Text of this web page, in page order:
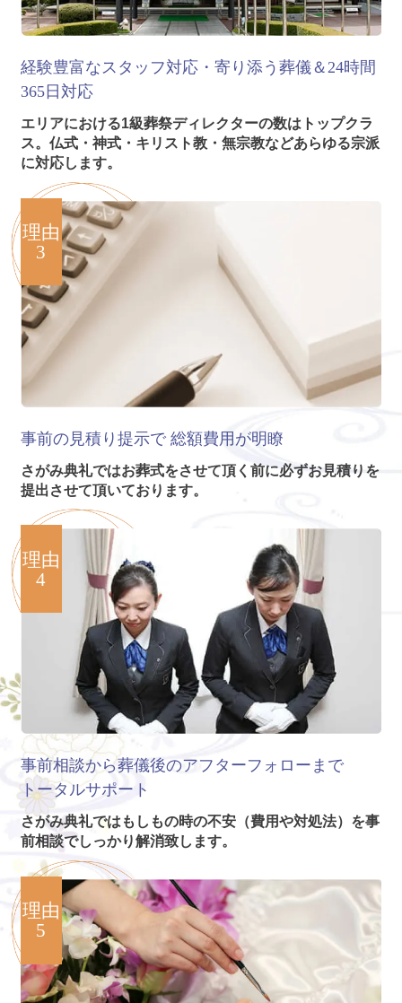
経験豊富なスタッフ対応・寄り添う葬儀＆24時間
365日対応
エリアにおける1級葬祭ディレクターの数はトップクラ
ス。仏式・神式・キリスト教・無宗教などあらゆる宗派
に対応します。
理由
3
事前の見積り提示で 総額費用が明瞭
さがみ典礼ではお葬式をさせて頂く前に必ずお見積りを
提出させて頂いております。
理由
4
事前相談から葬儀後のアフターフォローまで
トータルサポート
さがみ典礼ではもしもの時の不安（費用や対処法）を事
前相談でしっかり解消致します。
理由
5